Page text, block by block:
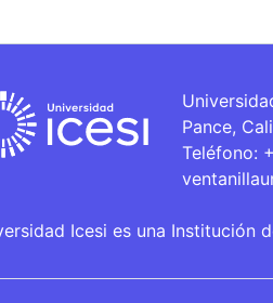
Pance,
Teléfono:
Icesi es una Institución